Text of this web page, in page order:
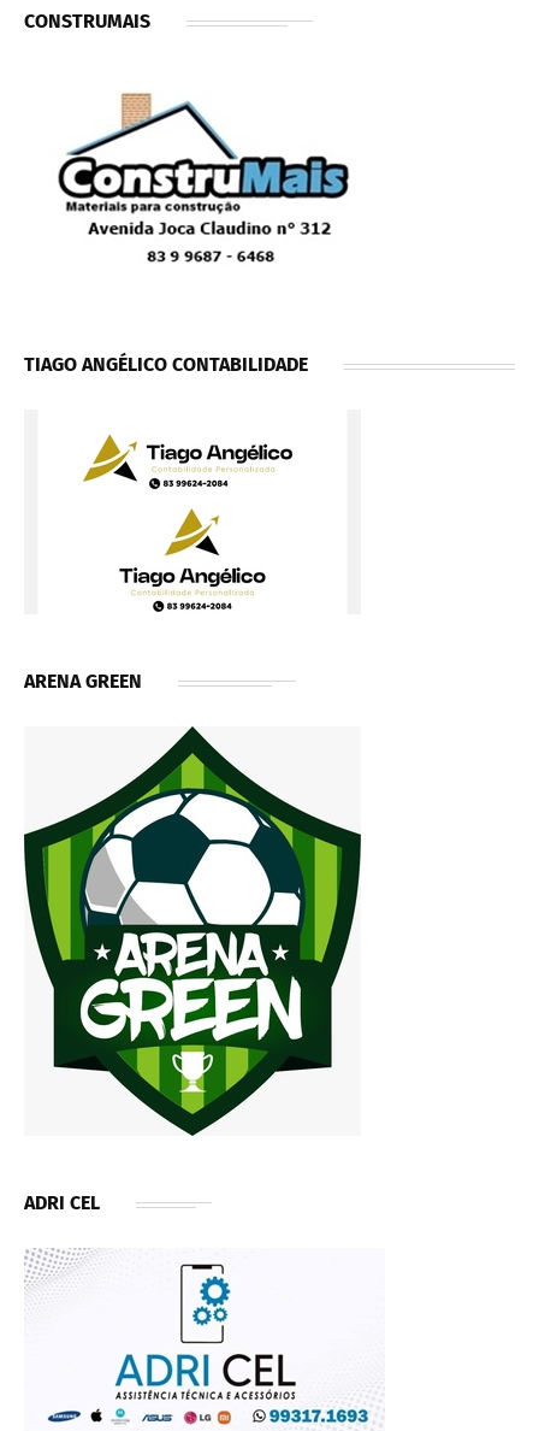
CONSTRUMAIS
TIAGO ANGÉLICO CONTABILIDADE
ARENA GREEN
ADRI CEL